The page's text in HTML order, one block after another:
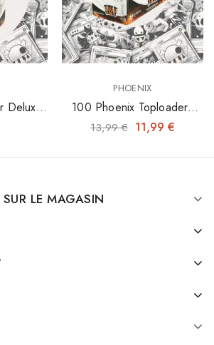
Deluxe
PHOENIX
100 Phoenix Toploaders
3"x4"
13,99 € 11,99 €
LE MAGASIN